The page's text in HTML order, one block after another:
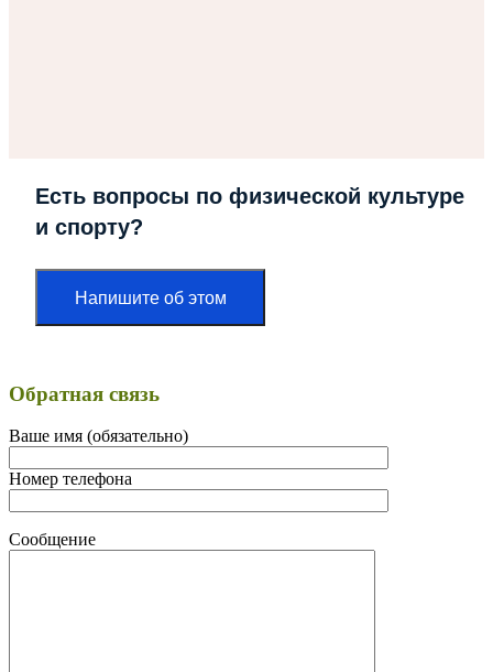
Есть вопросы по физической культуре
и спорту?
Напишите об этом
Обратная связь
Ваше имя (обязательно)
Номер телефона
Сообщение